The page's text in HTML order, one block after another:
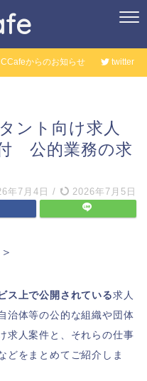
からのお知らせ twitter
ント向け求人
公的業務の求
年7月4日 / 2026年7月5日
ス上で公開されている求人
治体等の公的な組織や団体
求人案件と、それらの仕事
どをまとめてご紹介しま